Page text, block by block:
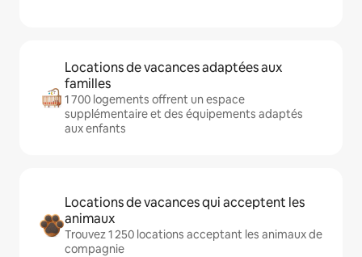
Locations de vacances adaptées aux
familles
1 700 logements offrent un espace
supplémentaire et des équipements adaptés
aux enfants
Locations de vacances qui acceptent les
animaux
Trouvez 1 250 locations acceptant les animaux de
compagnie